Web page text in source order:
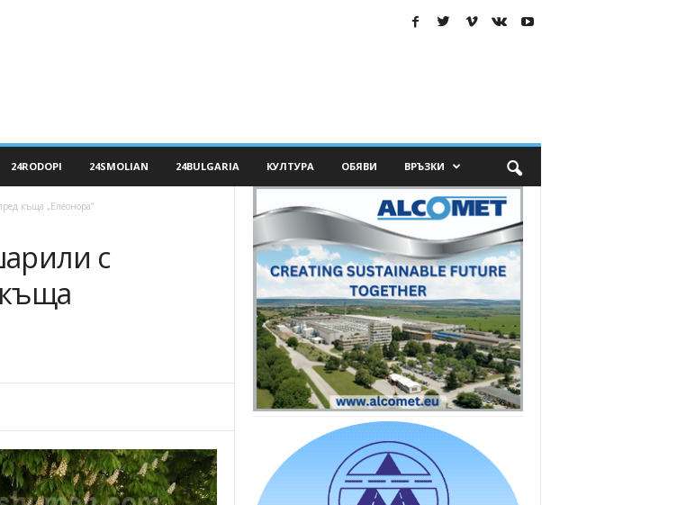
24RODOPI 24SMOLIAN 24BULGARIA КУЛТУРА ОБЯВИ ВРЪЗКИ
къща „Елеонора“
с